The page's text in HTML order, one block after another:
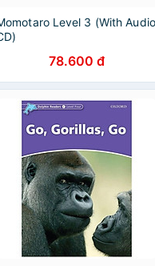
Level 3 (With Audio
78.600 đ